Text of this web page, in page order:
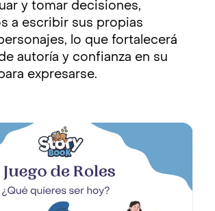
y tomar decisiones,
a escribir sus propias
lo que fortalecerá
autoría y confianza en su
expresarse.